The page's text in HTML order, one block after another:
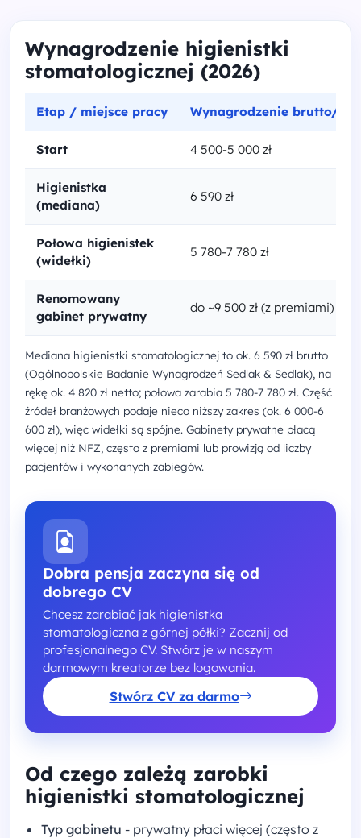
Wynagrodzenie higienistki
stomatologicznej (2026)
Etap / miejsce pracy Wynagrodzenie brutto/
Start 4 500-5 000 zł
Higienistka
(mediana)
6 590 zł
Połowa higienistek
(widełki)
5 780-7 780 zł
Renomowany
gabinet prywatny
do ~9 500 zł (z premiami)
Mediana higienistki stomatologicznej to ok. 6 590 zł brutto
(Ogólnopolskie Badanie Wynagrodzeń Sedlak & Sedlak), na
rękę ok. 4 820 zł netto; połowa zarabia 5 780-7 780 zł. Część
źródeł branżowych podaje nieco niższy zakres (ok. 6 000-6
600 zł), więc widełki są spójne. Gabinety prywatne płacą
więcej niż NFZ, często z premiami lub prowizją od liczby
pacjentów i wykonanych zabiegów.
Dobra pensja zaczyna się od
dobrego CV
Chcesz zarabiać jak higienistka
stomatologiczna z górnej półki? Zacznij od
profesjonalnego CV. Stwórz je w naszym
darmowym kreatorze bez logowania.
Stwórz CV za darmo
Od czego zależą zarobki
higienistki stomatologicznej
Typ gabinetu - prywatny płaci więcej (często z